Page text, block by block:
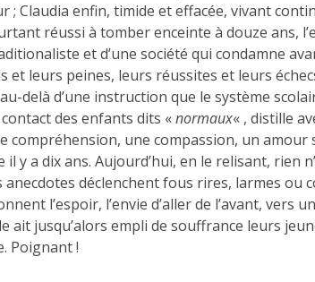
; Claudia enfin, timide et effacée, vivant
réussi à tomber enceinte à douze ans,
et d’une société qui condamne
et leurs peines, leurs réussites et leurs
delà d’une instruction que le système
des enfants dits «normaux« , distille
compréhension, une compassion, un amour
y a dix ans. Aujourd’hui, en le relisant, rien
anecdotes déclenchent fous rires, larmes ou
l’espoir, l’envie d’aller de l’avant, vers
ait jusqu’alors empli de souffrance leurs
Poignant !